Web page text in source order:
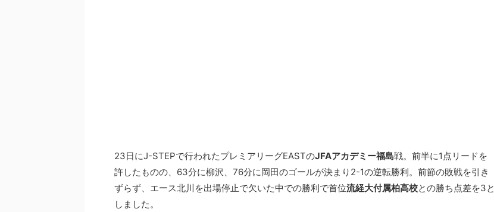
23日にJ-STEPで行われたプレミアリーグEASTのJFAアカデミー福島戦。前半に1点リードを
許したものの、63分に柳沢、76分に岡田のゴールが決まり2-1の逆転勝利。前節の敗戦を引き
ずらず、エース北川を出場停止で欠いた中での勝利で首位流経大付属柏高校との勝ち点差を3と
しました。